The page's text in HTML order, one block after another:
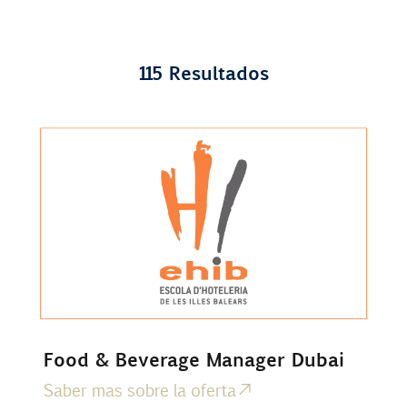
115 Resultados
Food & Beverage Manager Dubai
Saber mas sobre la oferta